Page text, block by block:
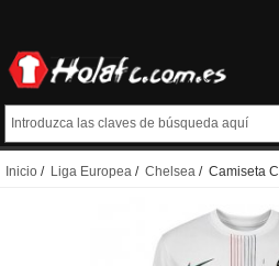
Inicio / Liga Europea / Chelsea / Camiseta